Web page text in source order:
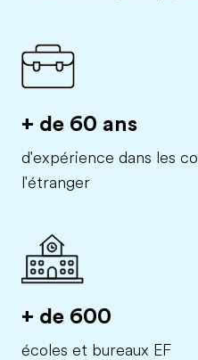
+ de 60 ans
d'expérience dans les
l'étranger
+ de 600
écoles et bureaux EF